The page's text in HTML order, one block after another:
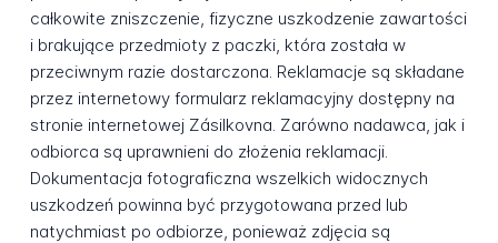
całkowite zniszczenie, fizyczne uszkodzenie zawartości
i brakujące przedmioty z paczki, która została w
przeciwnym razie dostarczona. Reklamacje są składane
przez internetowy formularz reklamacyjny dostępny na
stronie internetowej Zásilkovna. Zarówno nadawca, jak i
odbiorca są uprawnieni do złożenia reklamacji.
Dokumentacja fotograficzna wszelkich widocznych
uszkodzeń powinna być przygotowana przed lub
natychmiast po odbiorze, ponieważ zdjęcia są